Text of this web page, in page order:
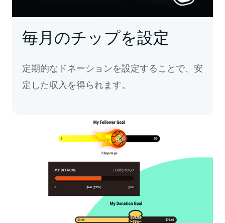
毎月のチップを設定
定期的なドネーションを設定することで、安
定した収入を得られます。